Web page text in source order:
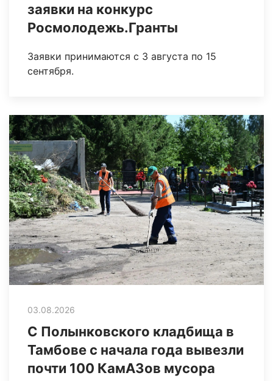
заявки на конкурс
Росмолодежь.Гранты
Заявки принимаются с 3 августа по 15
сентября.
03.08.2026
С Полынковского кладбища в
Тамбове с начала года вывезли
почти 100 КамАЗов мусора